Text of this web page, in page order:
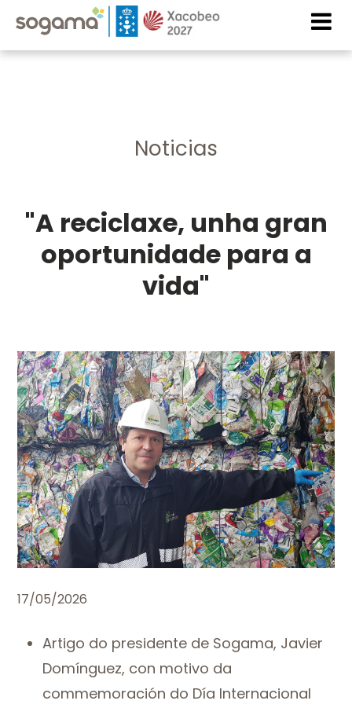
Skip to main content
Imaxe Imaxe
Noticias
"A reciclaxe, unha gran
oportunidade para a
vida"
17/05/2026
Artigo do presidente de Sogama, Javier
Domínguez, con motivo da
commemoración do Día Internacional